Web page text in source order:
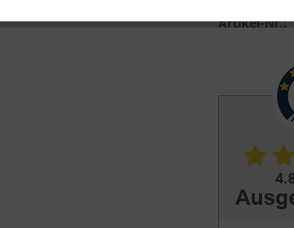
Artikel-Nr.: